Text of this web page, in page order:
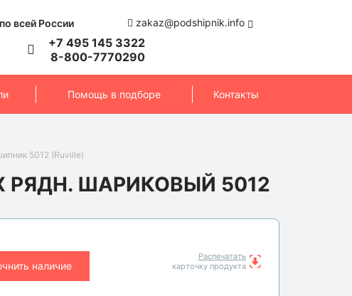
всей России zakaz@podshipnik.info
+7 495 145 3322
8-800-7770290
Помощь в подборе Контакты
5012 (Ruville)
ШАРИКОВЫЙ 5012
наличие
Распечатать
карточку продукта